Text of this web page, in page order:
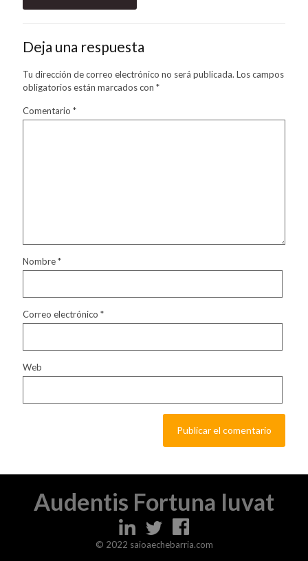
Deja una respuesta
Tu dirección de correo electrónico no será publicada. Los campos
obligatorios están marcados con *
Comentario *
Nombre*
Correo electrónico *
Web
Audentis Fortuna Iuvat
© 2022 saioaechebarria.com